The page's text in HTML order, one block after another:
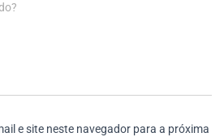
e site neste navegador para a próxima